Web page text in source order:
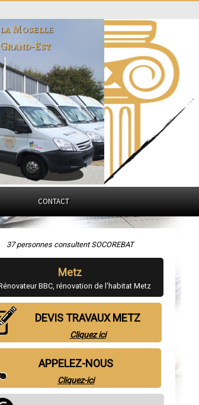
la Moselle
Grand-Est
CONTACT
37 personnes consultent SOCOREBAT
Metz
DEVIS TRAVAUX METZ
Cliquez ici
APPELEZ-NOUS
Cliquez-ici